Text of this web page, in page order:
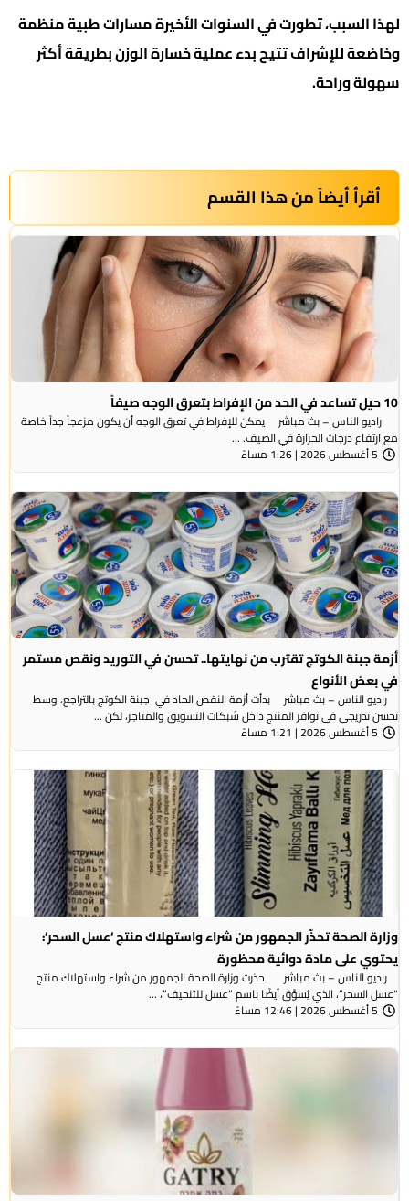
لهذا السبب، تطورت في السنوات الأخيرة مسارات طبية منظمة
وخاضعة للإشراف تتيح بدء عملية خسارة الوزن بطريقة أكثر
سهولة وراحة.
أقرأ أيضاً من هذا القسم
10 حيل تساعد في الحد من الإفراط بتعرق الوجه صيفاً
راديو الناس – بث مباشر يمكن للإفراط في تعرق الوجه أن يكون مزعجاً جداً خاصة
مع ارتفاع درجات الحرارة في الصيف. ...
5 أغسطس 2026 | 1:26 مساءً
أزمة جبنة الكوتج تقترب من نهايتها.. تحسن في التوريد ونقص مستمر
في بعض الأنواع
راديو الناس – بث مباشر بدأت أزمة النقص الحاد في جبنة الكوتج بالتراجع، وسط
تحسن تدريجي في توافر المنتج داخل شبكات التسويق والمتاجر، لكن ...
5 أغسطس 2026 | 1:21 مساءً
وزارة الصحة تحذّر الجمهور من شراء واستهلاك منتج ‘عسل السحر‘:
يحتوي على مادة دوائية محظورة
راديو الناس – بث مباشر حذرت وزارة الصحة الجمهور من شراء واستهلاك منتج
“عسل السحر”، الذي يُسوَّق أيضًا باسم “عسل للتنحيف”، ...
5 أغسطس 2026 | 12:46 مساءً